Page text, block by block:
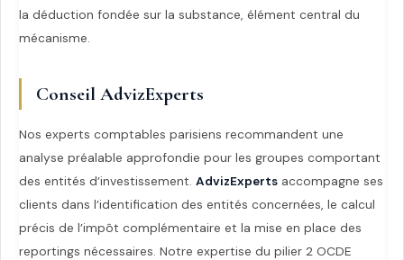
la déduction fondée sur la substance, élément central du
mécanisme.
Conseil AdvizExperts
Nos experts comptables parisiens recommandent une
analyse préalable approfondie pour les groupes comportant
des entités d’investissement. AdvizExperts accompagne ses
clients dans l’identification des entités concernées, le calcul
précis de l’impôt complémentaire et la mise en place des
reportings nécessaires. Notre expertise du pilier 2 OCDE